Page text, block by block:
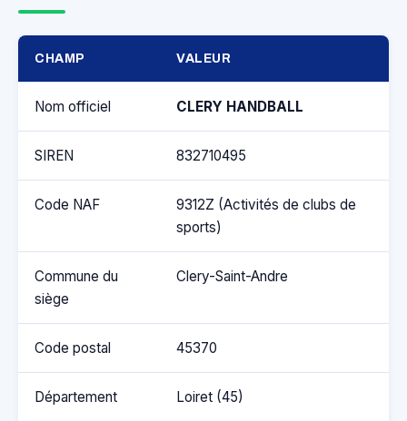
CHAMP VALEUR
Nom officiel CLERY HANDBALL
SIREN 832710495
Code NAF
9312Z (Activités de clubs de
sports)
Commune du
siège
Clery-Saint-Andre
Code postal 45370
Département Loiret (45)